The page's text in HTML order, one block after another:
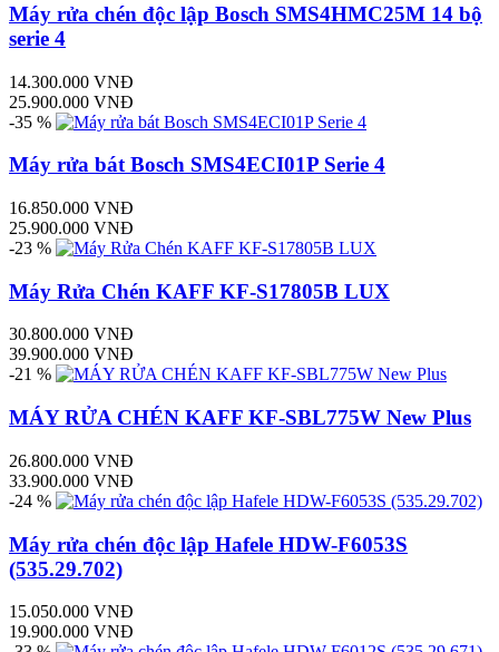
Máy rửa chén độc lập Bosch SMS4HMC25M 14 bộ
serie 4
14.300.000 VNĐ
25.900.000 VNĐ
-35 %
Máy rửa bát Bosch SMS4ECI01P Serie 4
16.850.000 VNĐ
25.900.000 VNĐ
-23 %
Máy Rửa Chén KAFF KF-S17805B LUX
30.800.000 VNĐ
39.900.000 VNĐ
-21 %
MÁY RỬA CHÉN KAFF KF-SBL775W New Plus
26.800.000 VNĐ
33.900.000 VNĐ
-24 %
Máy rửa chén độc lập Hafele HDW-F6053S
(535.29.702)
15.050.000 VNĐ
19.900.000 VNĐ